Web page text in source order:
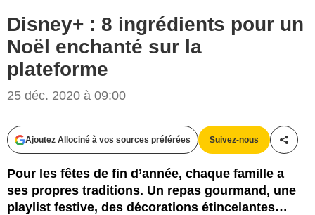
Disney+ : 8 ingrédients pour un
Noël enchanté sur la
plateforme
25 déc. 2020 à 09:00
Ajoutez Allociné à vos sources préférées Suivez-nous
Pour les fêtes de fin d’année, chaque famille a
ses propres traditions. Un repas gourmand, une
playlist festive, des décorations étincelantes…